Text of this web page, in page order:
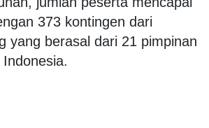
373 kontingen dari
yang berasal dari 21 pimpinan